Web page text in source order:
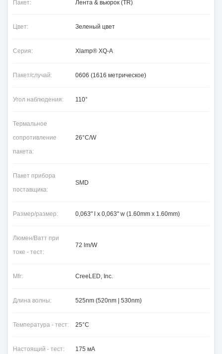
Пакет: Лента & вьюрок (TR)
Цвет: Зеленый цвет
Серия: Xlamp® XQ-A
Пакет/случай: 0606 (1616 метрическое)
Угол наблюдения: 110°
Термальное
сопротивление
пакета:
26°C/W
Пакет прибора
поставщика:
SMD
Размер/размер: 0,063" l x 0,063" w (1.60mm x 1.60mm)
Люмен/Ватт при
токе - тест:
72 lm/W
Mfr: CreeLED, Inc.
Длина волны: 525nm (520nm | 530nm)
Температура - тест: 25°C
Настоящий - тест: 175 мА